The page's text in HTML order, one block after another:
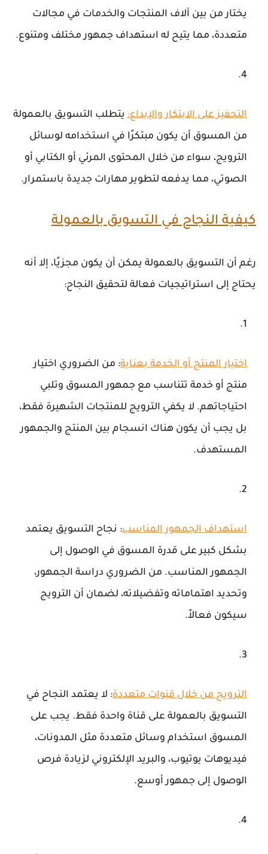
يختار من بين آلاف المنتجات والخدمات في مجالات
متعددة، مما يتيح له استهداف جمهور مختلف ومتنوع.
التحفيز على الابتكار والإبداع: يتطلب التسويق بالعمولة
من المسوق أن يكون مبتكرًا في استخدامه لوسائل
الترويج، سواء من خلال المحتوى المرئي أو الكتابي أو
الصوتي، مما يدفعه لتطوير مهارات جديدة باستمرار.
كيفية النجاح في التسويق بالعمولة
رغم أن التسويق بالعمولة يمكن أن يكون مجزيًا، إلا أنه
يحتاج إلى استراتيجيات فعالة لتحقيق النجاح:
اختيار المنتج أو الخدمة بعناية: من الضروري اختيار
منتج أو خدمة تتناسب مع جمهور المسوق وتلبي
احتياجاتهم. لا يكفي الترويج للمنتجات الشهيرة فقط،
بل يجب أن يكون هناك انسجام بين المنتج والجمهور
المستهدف.
استهداف الجمهور المناسب: نجاح التسويق يعتمد
بشكل كبير على قدرة المسوق في الوصول إلى
الجمهور المناسب. من الضروري دراسة الجمهور،
وتحديد اهتماماته وتفضيلاته، لضمان أن الترويج
سيكون فعالاً.
الترويج من خلال قنوات متعددة: لا يعتمد النجاح في
التسويق بالعمولة على قناة واحدة فقط. يجب على
المسوق استخدام وسائل متعددة مثل المدونات،
فيديوهات يوتيوب، والبريد الإلكتروني لزيادة فرص
الوصول إلى جمهور أوسع.